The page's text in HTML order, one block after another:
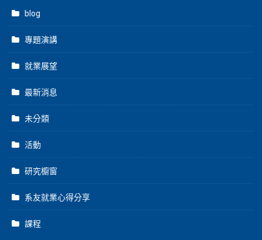
blog
專題演講
就業展望
最新消息
未分類
活動
研究櫥窗
系友就業心得分享
課程